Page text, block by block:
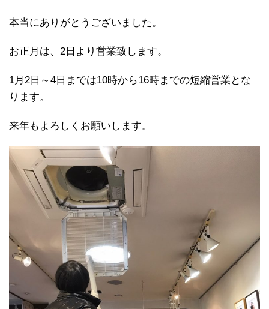
本当にありがとうございました。
お正月は、2日より営業致します。
1月2日～4日までは10時から16時までの短縮営業とな
ります。
来年もよろしくお願いします。